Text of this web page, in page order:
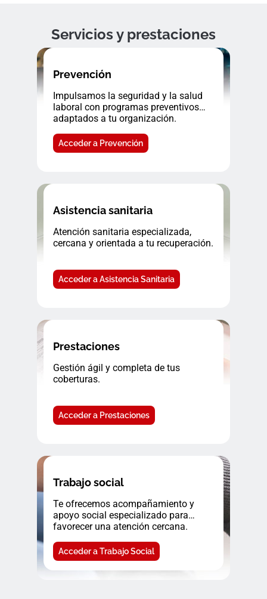
Servicios y prestaciones
Prevención
Impulsamos la seguridad y la salud
laboral con programas preventivos
adaptados a tu organización.
Acceder a Prevención
Asistencia sanitaria
Atención sanitaria especializada,
cercana y orientada a tu recuperación.
Acceder a Asistencia Sanitaria
Prestaciones
Gestión ágil y completa de tus
coberturas.
Acceder a Prestaciones
Trabajo social
Te ofrecemos acompañamiento y
apoyo social especializado para
favorecer una atención cercana.
Acceder a Trabajo Social